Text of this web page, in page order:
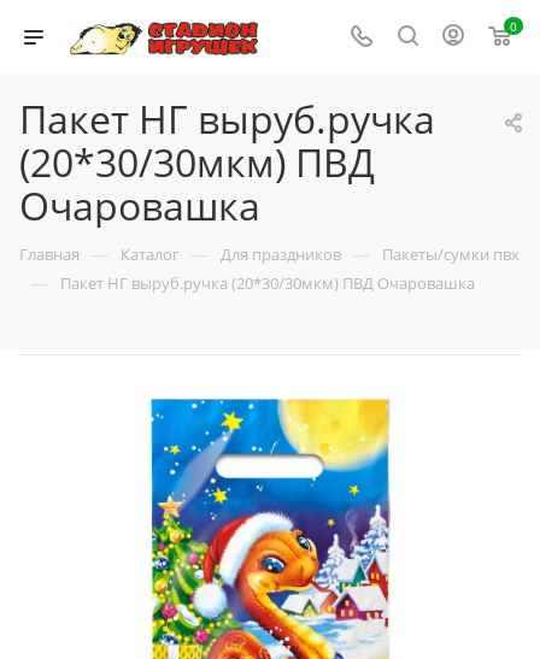
0
Пакет НГ выруб.ручка
(20*30/30мкм) ПВД
Очаровашка
Главная — Каталог — Для праздников — Пакеты/сумки пвх
— Пакет НГ выруб.ручка (20*30/30мкм) ПВД Очаровашка